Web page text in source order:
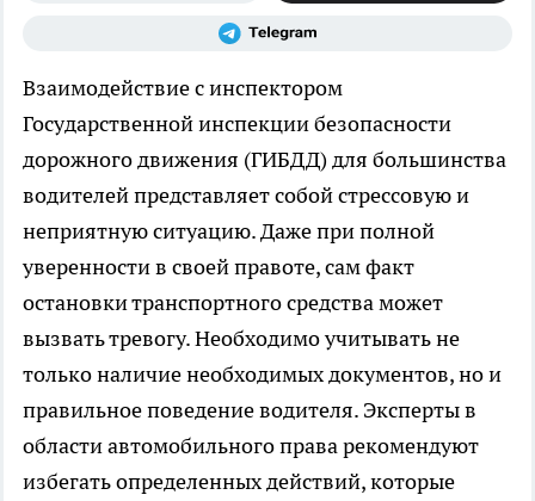
Взаимодействие с инспектором
Государственной инспекции безопасности
дорожного движения (ГИБДД) для большинства
водителей представляет собой стрессовую и
неприятную ситуацию. Даже при полной
уверенности в своей правоте, сам факт
остановки транспортного средства может
вызвать тревогу. Необходимо учитывать не
только наличие необходимых документов, но и
правильное поведение водителя. Эксперты в
области автомобильного права рекомендуют
избегать определенных действий, которые